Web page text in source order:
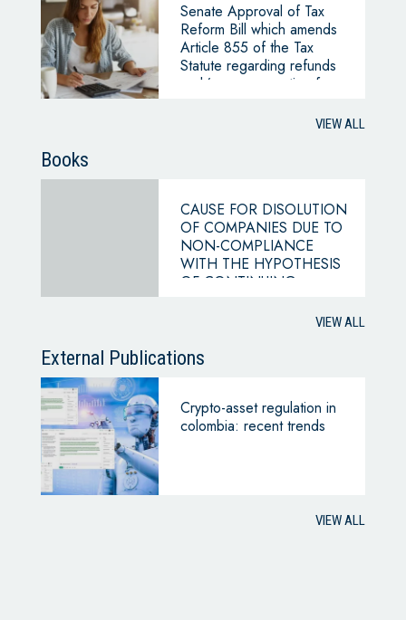
Senate Approval of Tax
Reform Bill which amends
Article 855 of the Tax
Statute regarding refunds
and/or compensation for
VIEW ALL
Books
CAUSE FOR DISOLUTION
OF COMPANIES DUE TO
NON-COMPLIANCE
WITH THE HYPOTHESIS
OF CONTINUING
VIEW ALL
External Publications
Crypto-asset regulation in
colombia: recent trends
VIEW ALL